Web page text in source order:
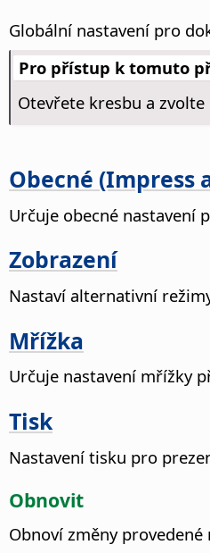
Globální nastavení pro
Pro přístup k tomuto
Otevřete kresbu a zvolte
Obecné (Impress
Určuje obecné nastavení
Zobrazení
Nastaví alternativní
Mřížka
Určuje nastavení mřížky
Tisk
Nastavení tisku pro
Obnovit
Obnoví změny